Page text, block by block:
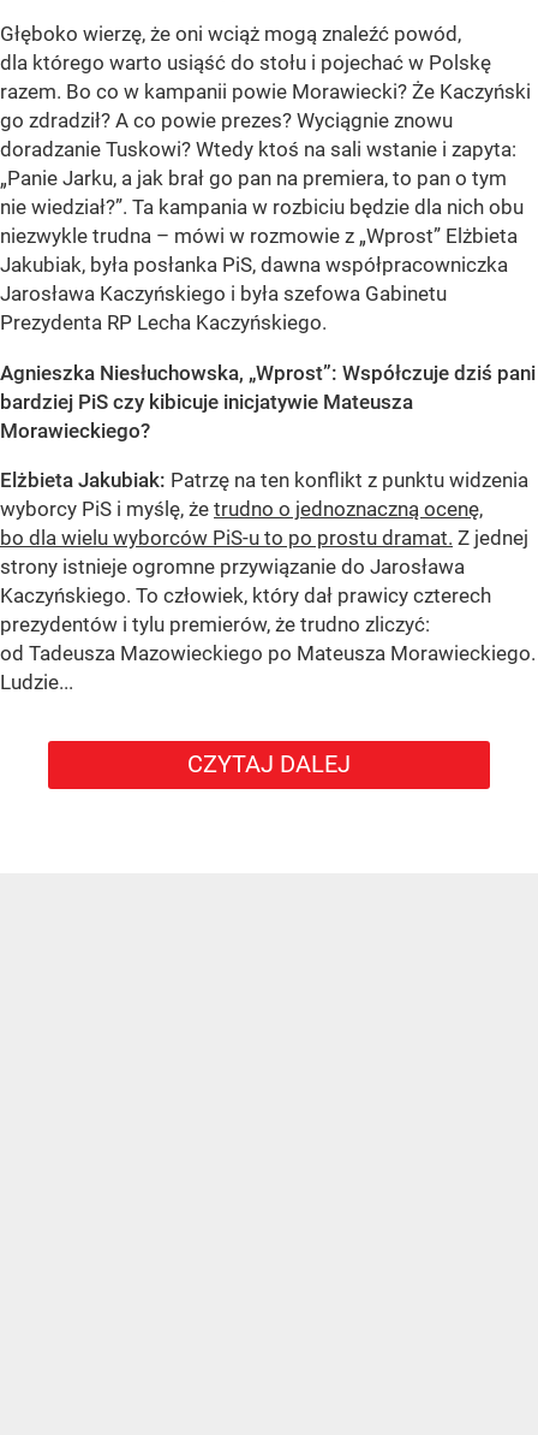
Głęboko wierzę, że oni wciąż mogą znaleźć powód,
dla którego warto usiąść do stołu i pojechać w Polskę
razem. Bo co w kampanii powie Morawiecki? Że Kaczyński
go zdradził? A co powie prezes? Wyciągnie znowu
doradzanie Tuskowi? Wtedy ktoś na sali wstanie i zapyta:
„Panie Jarku, a jak brał go pan na premiera, to pan o tym
nie wiedział?”. Ta kampania w rozbiciu będzie dla nich obu
niezwykle trudna – mówi w rozmowie z „Wprost” Elżbieta
Jakubiak, była posłanka PiS, dawna współpracowniczka
Jarosława Kaczyńskiego i była szefowa Gabinetu
Prezydenta RP Lecha Kaczyńskiego.
Agnieszka Niesłuchowska, „Wprost”: Współczuje dziś pani
bardziej PiS czy kibicuje inicjatywie Mateusza
Morawieckiego?
Elżbieta Jakubiak: Patrzę na ten konflikt z punktu widzenia
wyborcy PiS i myślę, że trudno o jednoznaczną ocenę,
bo dla wielu wyborców PiS-u to po prostu dramat. Z jednej
strony istnieje ogromne przywiązanie do Jarosława
Kaczyńskiego. To człowiek, który dał prawicy czterech
prezydentów i tylu premierów, że trudno zliczyć:
od Tadeusza Mazowieckiego po Mateusza Morawieckiego.
Ludzie...
CZYTAJ DALEJ